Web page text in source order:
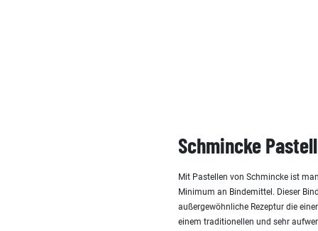
Schmincke Pastell
Mit Pastellen von Schmincke ist
Minimum an Bindemittel. Dieser
außergewöhnliche Rezeptur die
einem traditionellen und sehr